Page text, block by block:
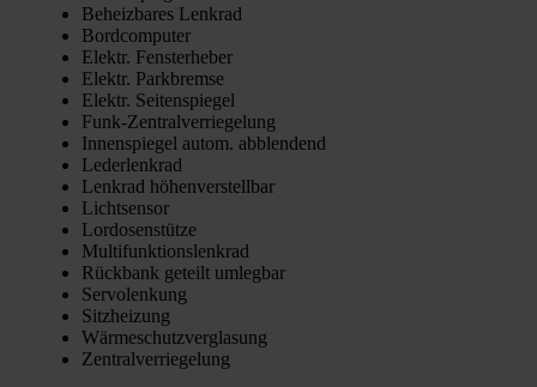
Beheiz­ba­res Lenk­rad
Bord­com­pu­ter
Elektr. Fens­ter­he­ber
Elektr. Park­brem­se
Elektr. Sei­ten­spie­gel
Funk-Zen­tral­ver­rie­ge­lung
Innen­spie­gel autom. abblen­dend
Leder­lenk­rad
Lenk­rad höhen­ver­stell­bar
Licht­sen­sor
Lor­do­sen­stüt­ze
Mul­ti­funk­ti­ons­lenk­rad
Rück­bank geteilt umleg­bar
Ser­vo­len­kung
Sitz­hei­zung
Wär­me­schutz­ver­gla­sung
Zen­tral­ver­rie­ge­lung